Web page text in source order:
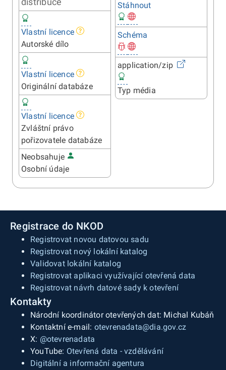
Vlastní licence
Autorské dílo
Vlastní licence
Originální databáze
Vlastní licence
Zvláštní právo
pořizovatele databáze
Neobsahuje
Osobní údaje
Stáhnout
Schéma
application/zip
Typ média
Registrace do NKOD
Registrovat novou datovou sadu
Registrovat nový lokální katalog
Validovat lokální katalog
Registrovat aplikaci využívající otevřená data
Registrovat návrh datové sady k otevření
Kontakty
Národní koordinátor otevřených dat: Michal Kubáň
Kontaktní e-mail: otevrenadata@dia.gov.cz
X: @otevrenadata
YouTube: Otevřená data - vzdělávání
Digitální a informační agentura